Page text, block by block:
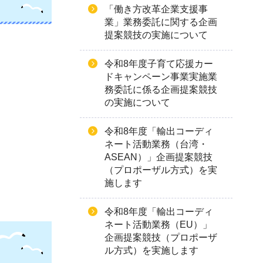
「働き方改革企業支援事
業」業務委託に関する企画
提案競技の実施について
令和8年度子育て応援カー
ドキャンペーン事業実施業
務委託に係る企画提案競技
の実施について
令和8年度「輸出コーディ
ネート活動業務（台湾・
ASEAN）」企画提案競技
（プロポーザル方式）を実
施します
令和8年度「輸出コーディ
ネート活動業務（EU）」
企画提案競技（プロポーザ
ル方式）を実施します